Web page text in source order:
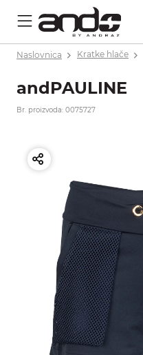
Naslovnica Kratke hlače
andPAULINE
Br. proizvoda: 0075727